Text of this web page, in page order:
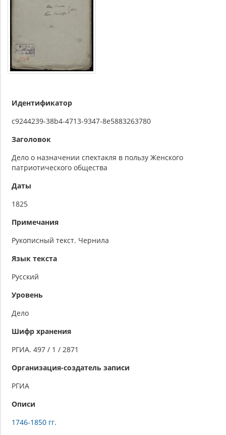
Идентификатор
c9244239-38b4-4713-9347-8e5883263780
Заголовок
Дело о назначении спектакля в пользу Женского
патриотического общества
Даты
1825
Примечания
Рукописный текст. Чернила
Язык текста
Русский
Уровень
Дело
Шифр хранения
РГИА. 497 / 1 / 2871
Организация-создатель записи
РГИА
Описи
1746-1850 гг.